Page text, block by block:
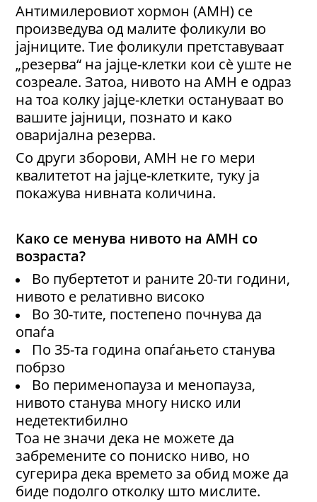
Антимилеровиот хормон (AMH) се
произведува од малите фоликули во
јајниците. Тие фоликули претставуваат
„резерва“ на јајце-клетки кои сè уште не
созреале. Затоа, нивото на AMH е одраз
на тоа колку јајце-клетки остануваат во
вашите јајници, познато и како
оваријална резерва.
Со други зборови, AMH не го мери
квалитетот на јајце-клетките, туку ја
покажува нивната количина.
Како се менува нивото на AMH со
возраста?
Во пубертетот и раните 20-ти години,
нивото е релативно високо
Во 30-тите, постепено почнува да
опаѓа
По 35-та година опаѓањето станува
побрзо
Во перименопауза и менопауза,
нивото станува многу ниско или
недетектибилно
Тоа не значи дека не можете да
забремените со пониско ниво, но
сугерира дека времето за обид може да
биде подолго отколку што мислите.